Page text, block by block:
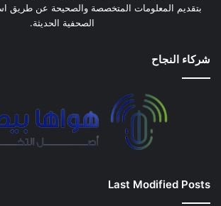
بتقديم المعلومات المتخصصة والصحيحة عن طريق
الصحفية الحديثة.
شركاء النجاح
Last Modified Posts